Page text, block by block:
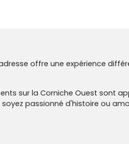
offre une expérience
sur la Corniche Ouest sont
passionné d'histoire ou